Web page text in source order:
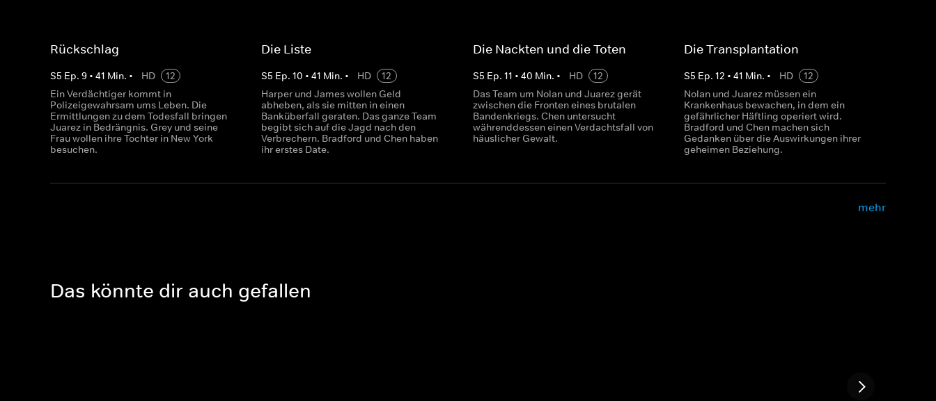
Rückschlag
S5 Ep. 9 • 41 Min. • HD
12
Ein Verdächtiger kommt in
Polizeigewahrsam ums Leben. Die
Ermittlungen zu dem Todesfall bringen
Juarez in Bedrängnis. Grey und seine
Frau wollen ihre Tochter in New York
besuchen.
Die Liste
S5 Ep.10 •41 Min. • HD
12
Harper und James wollen Geld
abheben, als sie mitten in einen
Banküberfall geraten. Das ganze Team
begibt sich auf die Jagd nach den
Verbrechern. Bradford und Chen haben
ihr erstes Date.
Die Nackten und die Toten
S5 Ep. 11 • 40 Min. • HD
12
Das Team um Nolan und Juarez gerät
zwischen die Fronten eines brutalen
Bandenkriegs. Chen untersucht
währenddessen einen Verdachtsfall von
häuslicher Gewalt.
Die Transplantation
S5 Ep. 12 • 41 Min. • HD
12
Nolan und Juarez müssen ein
Krankenhaus bewachen, in dem ein
gefährlicher Häftling operiert wird.
Bradford und Chen machen sich
Gedanken über die Auswirkungen ihrer
geheimen Beziehung.
mehr
Das könnte dir auch gefallen